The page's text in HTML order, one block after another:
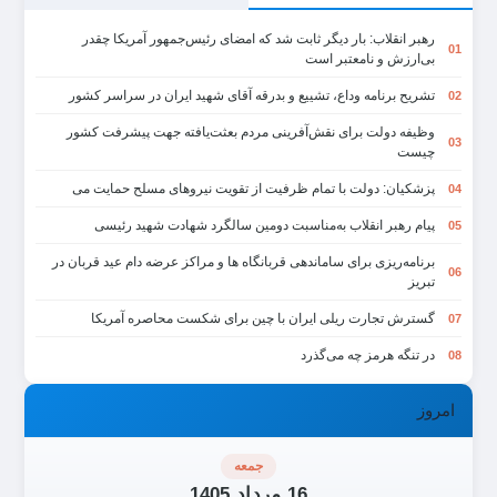
01
رهبر انقلاب: بار دیگر ثابت شد که امضای رئیس‌جمهور آمریکا چقدر
بی‌ارزش و نامعتبر است
02 تشریح برنامه وداع، تشییع و بدرقه آقای شهید ایران در سراسر کشور
03
وظیفه دولت برای نقش‌آفرینی مردم بعثت‌یافته جهت پیشرفت کشور
چیست
04 پزشکیان: دولت با تمام ظرفیت از تقویت نیروهای مسلح حمایت می
05 پیام رهبر انقلاب به‌مناسبت دومین سالگرد شهادت شهید رئیسی
06
برنامه‌ریزی برای ساماندهی قربانگاه ها و مراکز عرضه دام عید قربان در
تبریز
07 گسترش تجارت ریلی ایران با چین برای شکست محاصره آمریکا
08 در تنگه هرمز چه می‌گذرد
امروز
جمعه